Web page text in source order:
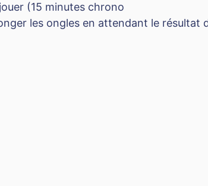
(15 minutes chrono
les ongles en attendant le résultat